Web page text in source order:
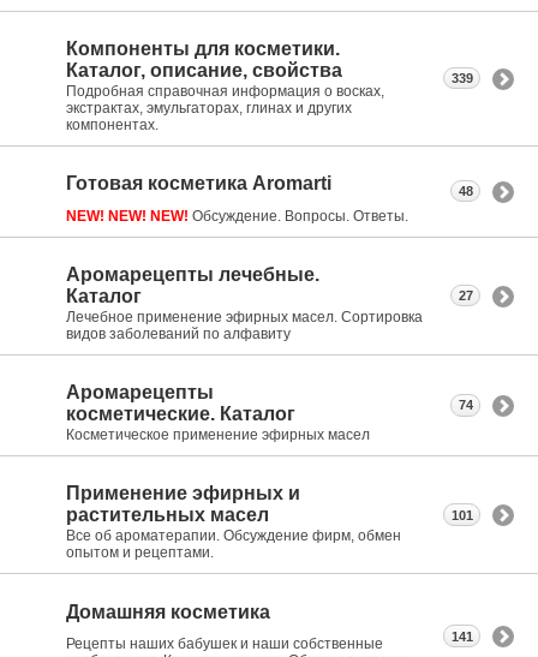
Компоненты для косметики.
Каталог, описание, свойства
Подробная справочная информация о восках,
экстрактах, эмульгаторах, глинах и других
компонентах.
339
Готовая косметика Aromarti
NEW! NEW! NEW! Обсуждение. Вопросы. Ответы.
48
Аромарецепты лечебные.
Каталог
Лечебное применение эфирных масел. Сортировка
видов заболеваний по алфавиту
27
Аромарецепты
косметические. Каталог
Косметическое применение эфирных масел
74
Применение эфирных и
растительных масел
Все об ароматерапии. Обсуждение фирм, обмен
опытом и рецептами.
101
Домашняя косметика
Рецепты наших бабушек и наши собственные
141